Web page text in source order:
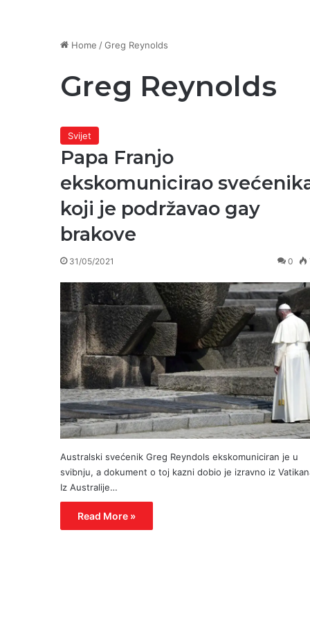
Home /Greg Reynolds
Greg Reynolds
Svijet
Papa Franjo
ekskomunicirao
koji je podržavao gay
brakove
31/05/2021 0
Australski svećenik Greg Reyndols ekskomuniciran je u
svibnju, a dokument o toj kazni dobio je izravno iz
Iz Australije…
Read More »